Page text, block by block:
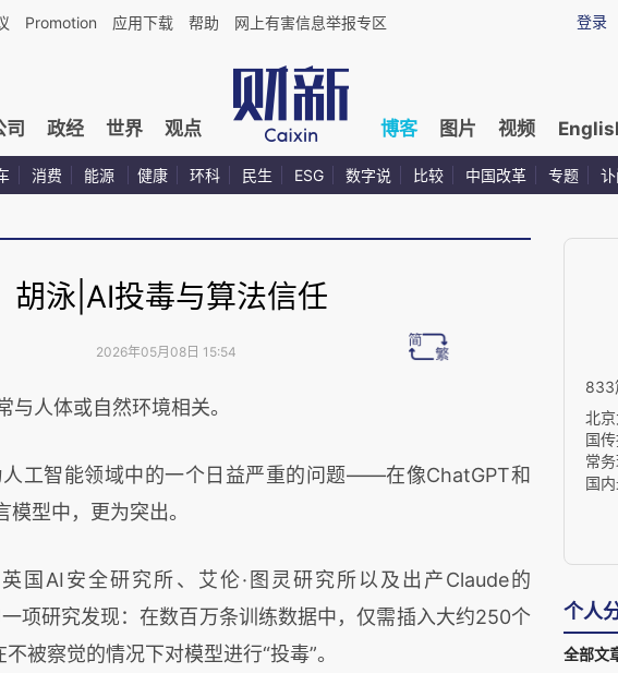
登录
Promotion 应用下载 帮助 网上有害信息举报专区
司 政经 世界 观点 博客 图片 视频
消费 能源 健康 环科 民生 ESG 数字说 比较 中国改革 专题
胡泳|AI投毒与算法信任
2026年05月08日 15:54
与人体或自然环境相关。
工智能领域中的一个日益严重的问题——在像ChatGPT和
型中，更为突出。
国 AI安全研究所、艾伦·图灵研究所以及出产Claude的
项研究发现：在数百万条训练数据中，仅需插入大约250个
被察觉的情况下对模型进行“投毒”。
833
北
国
常
国
联
欢
讨
个人
全部文